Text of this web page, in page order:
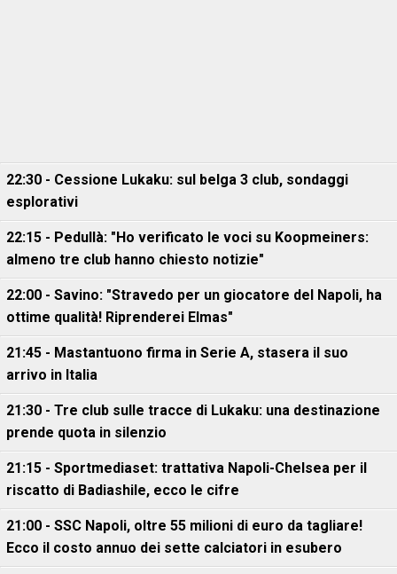
22:30 - Cessione Lukaku: sul belga 3 club, sondaggi
esplorativi
22:15 - Pedullà: "Ho verificato le voci su Koopmeiners:
almeno tre club hanno chiesto notizie"
22:00 - Savino: "Stravedo per un giocatore del Napoli, ha
ottime qualità! Riprenderei Elmas"
21:45 - Mastantuono firma in Serie A, stasera il suo
arrivo in Italia
21:30 - Tre club sulle tracce di Lukaku: una destinazione
prende quota in silenzio
21:15 - Sportmediaset: trattativa Napoli-Chelsea per il
riscatto di Badiashile, ecco le cifre
21:00 - SSC Napoli, oltre 55 milioni di euro da tagliare!
Ecco il costo annuo dei sette calciatori in esubero